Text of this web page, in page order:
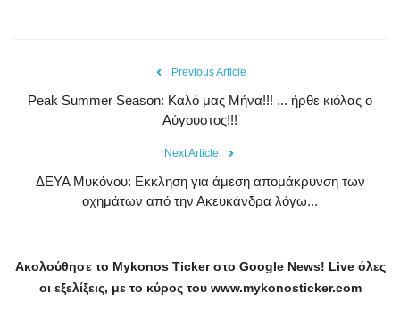
Previous Article
Peak Summer Season: Kαλό μας Μήνα!!! ... ήρθε κιόλας ο
Αύγουστος!!!
Next Article
ΔEYA Mυκόvoυ: Εκκληση για άμεση απομάκρυνση των
οχημάτων από την Ακευκάνδρα λόγω...
Ακολούθησε το Mykonos Tickerστο Google News! Liveόλες
οι εξελίξεις, με το κύρος του www.mykonosticker.com